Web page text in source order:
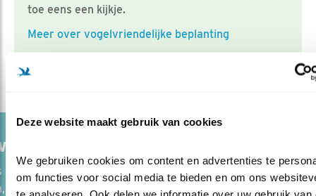
Deze website maakt gebruik van cookies
We gebruiken cookies om content en advertenties te
om functies voor social media te bieden en om ons
toe eens een kijkje.
Meer over vogelvriendelijke beplanting
INRICHTING VAN DE TUIN
maken graag gebruik van tuinen. Iedereen kan vogels
ook als je een balkon hebt of een kleine stadstuin.